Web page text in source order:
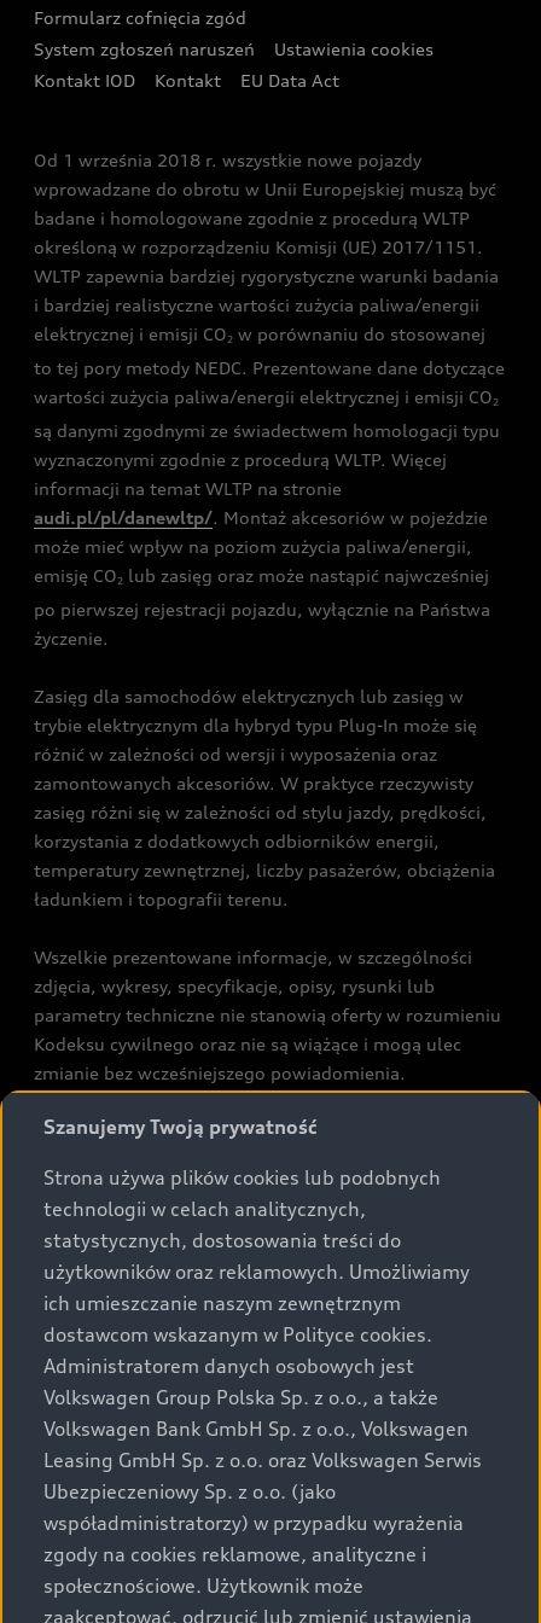
Szanujemy Twoją prywatność
Strona używa plików cookies lub podobnych
technologii w celach analitycznych,
statystycznych, dostosowania treści do
użytkowników oraz reklamowych. Umożliwiamy
ich umieszczanie naszym zewnętrznym
dostawcom wskazanym w Polityce cookies.
Administratorem danych osobowych jest
Volkswagen Group Polska Sp. z o.o., a także
Volkswagen Bank GmbH Sp. z o.o., Volkswagen
Leasing GmbH Sp. z o.o. oraz Volkswagen Serwis
Ubezpieczeniowy Sp. z o.o. (jako
współadministratorzy) w przypadku wyrażenia
zgody na cookies reklamowe, analityczne i
społecznościowe. Użytkownik może
zaakceptować, odrzucić lub zmienić ustawienia
Ubezpieczenie
Audi exclusive
Audi i Puchar Świata w Skokach Narciarskich w
Zakopanem
Formularz cofnięcia zgód
System zgłoszeń naruszeń
Ustawienia cookies
Kontakt IOD
Kontakt EU Data Act
Od 1 września 2018 r. wszystkie nowe pojazdy
wprowadzane do obrotu w Unii Europejskiej muszą być
badane i homologowane zgodnie z procedurą WLTP
określoną w rozporządzeniu Komisji (UE) 2017/1151.
WLTP zapewnia bardziej rygorystyczne warunki badania
i bardziej realistyczne wartości zużycia paliwa/energii
elektrycznej i emisji CO 2 w porównaniu do stosowanej
to tej pory metody NEDC. Prezentowane dane dotyczące
wartości zużycia paliwa/energii elektrycznej i emisji CO 2
są danymi zgodnymi ze świadectwem homologacji typu
wyznaczonymi zgodnie z procedurą WLTP. Więcej
informacji na temat WLTP na stronie
audi.pl/pl/danewltp/. Montaż akcesoriów w pojeździe
może mieć wpływ na poziom zużycia paliwa/energii,
emisję CO2 lub zasięg oraz może nastąpić najwcześniej
po pierwszej rejestracji pojazdu, wyłącznie na Państwa
życzenie.
Zasięg dla samochodów elektrycznych lub zasięg w
trybie elektrycznym dla hybryd typu Plug-In może się
różnić w zależności od wersji i wyposażenia oraz
zamontowanych akcesoriów. W praktyce rzeczywisty
zasięg różni się w zależności od stylu jazdy, prędkości,
korzystania z dodatkowych odbiorników energii,
temperatury zewnętrznej, liczby pasażerów, obciążenia
ładunkiem i topografii terenu.
Wszelkie prezentowane informacje, w szczególności
zdjęcia, wykresy, specyfikacje, opisy, rysunki lub
parametry techniczne nie stanowią oferty w rozumieniu
Kodeksu cywilnego oraz nie są wiążące i mogą ulec
zmianie bez wcześniejszego powiadomienia.
rozumieniu art. 5561§2 Kodeksu cywilnego oraz art.
Podane kwoty są rekomendowane i obejmują podatek
VAT (23%), chyba że inaczej zaznaczono.
Audi zastrzega sobie możliwość wprowadzenia zmian w
prezentowanych wersjach. Przedstawione detale
wyposażenia mogą różnić się od specyfikacji
przewidzianej na rynek polski. Zamieszczone zdjęcia
mogą przedstawiać wyposażenie opcjonalne, dostępne
za dopłatą. Wiążące ustalenie ceny, wyposażenia i
specyfikacji pojazdu następują w umowie sprzedaży, a
określenie parametrów technicznych zawiera
świadectwo homologacji typu pojazdu. Zastrzegamy
sobie prawo do zmian i pomyłek. Wszelkie informacje
prezentowane na stronie są aktualne na dzień ich